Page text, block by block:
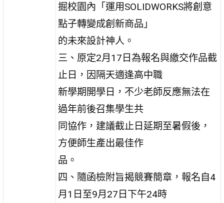
掘校園內「運用SOLIDWORKS將創意
點子轉變成創新商品」
的未來設計神人。
三、原定2月17日為報名與繳交作品截
止日，因隔天適逢高中職
新學期開學日，不少老師反應無法在
過年前後召集學生共
同協作，建議截止日延期至暑假後，
方便師生產出最佳作
品。
四、隨函檢附旨揭競賽簡章，報名自4
月1日至9月27日下午24時